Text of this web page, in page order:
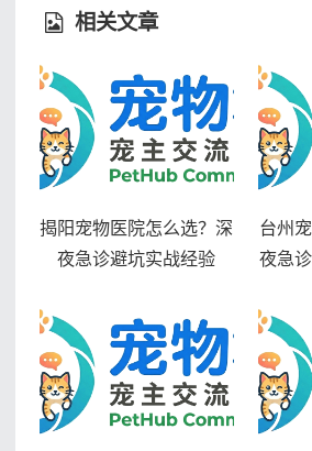
相关文章
揭阳宠物医院怎么选？深
夜急诊避坑实战经验
台州
夜急